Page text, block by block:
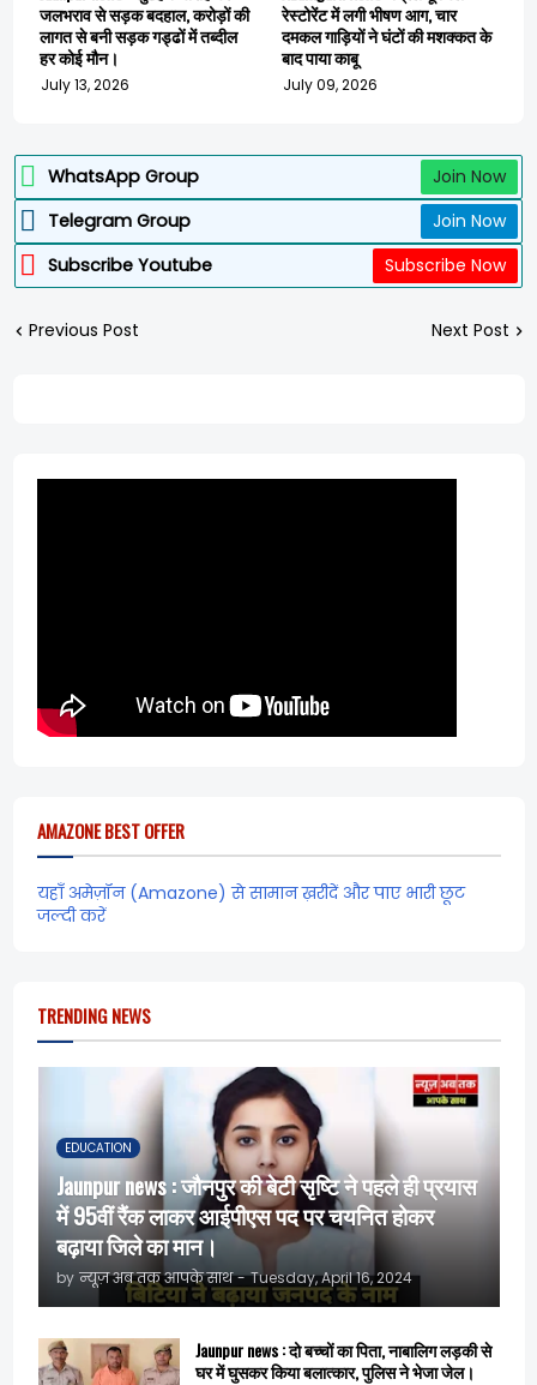
जलभराव से सड़क बदहाल, करोड़ों की
लागत से बनी सड़क गड्ढों में तब्दील
हर कोई मौन।
July 13, 2026
रेस्टोरेंट में लगी भीषण आग, चार
दमकल गाड़ियों ने घंटों की मशक्कत के
बाद पाया काबू
July 09, 2026
WhatsApp Group
Join Now
Telegram Group
Join Now
Subscribe Youtube
Subscribe Now
Previous Post Next Post
AMAZONE BEST OFFER
यहाँ अमेज़ॉन (Amazone) से सामान ख़रीदें और पाए भारी छूट
जल्दी करें
TRENDING NEWS
EDUCATION
Jaunpur news : जौनपुर की बेटी सृष्टि ने पहले ही प्रयास
में 95वीं रैंक लाकर आईपीएस पद पर चयनित होकर
बढ़ाया जिले का मान।
by न्यूज़ अब तक आपके साथ - Tuesday, April 16, 2024
Jaunpur news : दो बच्चों का पिता, नाबालिग लड़की से
घर में घुसकर किया बलात्कार, पुलिस ने भेजा जेल।